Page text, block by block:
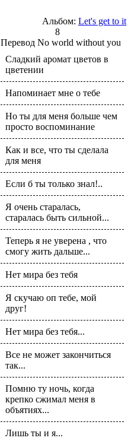
Альбом: Let's get to it
8
ПереводNo world without you
Сладкий аромат цветов в
цветении
Напоминает мне о тебе
Но ты для меня больше чем
просто воспоминание
Как и все, что ты сделала
для меня
Если б ты только знал!..
Я очень старалась,
старалась быть сильной...
Теперь я не уверена , что
смогу жить дальше...
Нет мира без тебя
Я скучаю оп тебе, мой
друг!
Нет мира без тебя...
Все не может закончиться
так...
Помню ту ночь, когда
крепко сжимал меня в
объятиях...
Лишь ты и я...